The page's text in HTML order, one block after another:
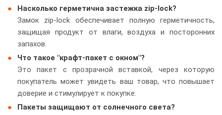
Насколько герметична застежка zip-lock?
Замок zip-lock обеспечивает полную герметичность,
защищая продукт от влаги, воздуха и посторонних
запахов.
Что такое "крафт-пакет с окном"?
Это пакет с прозрачной вставкой, через которую
покупатель может увидеть ваш товар, что повышает
доверие и стимулирует к покупке.
Пакеты защищают от солнечного света?